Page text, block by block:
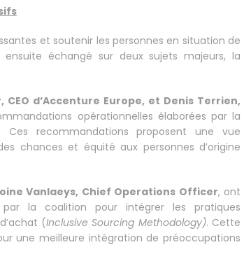
et soutenir les personnes en situation de
échangé sur deux sujets majeurs, la
d’Accenture Europe, et Denis Terrien,
opérationnelles élaborées par la
. Ces recommandations proposent une vue
chances et équité aux personnes d’origine
Vanlaeys, Chief Operations Officer, ont
la coalition pour intégrer les pratiques
(Inclusive Sourcing Methodology). Cette
une meilleure intégration de préoccupations